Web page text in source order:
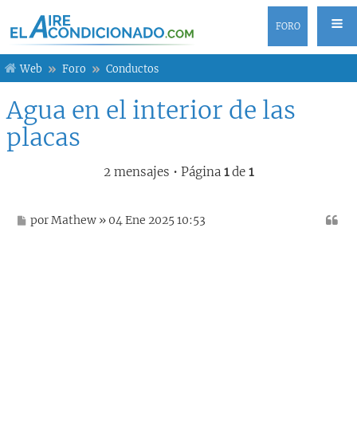
FORO
Web Foro Conductos
Agua en el interior de las
placas
2 mensajes • Página 1de 1
M
porMathew » 04 Ene 2025 10:53